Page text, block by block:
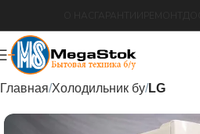
Главная Холодильник бу LG